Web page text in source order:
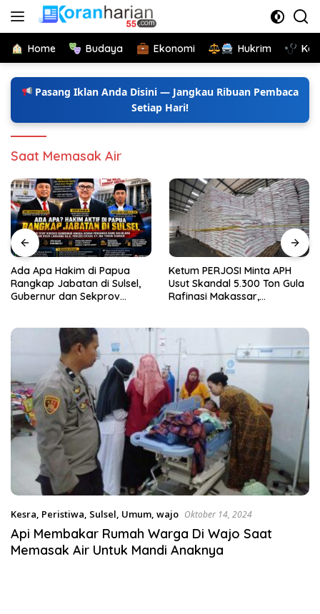
Langsung
Home Budaya Ekonomi Hukrim
Pasang Iklan Anda Disini — Jangkau Ribuan Pembaca
Setiap Hari!
Saat Memasak Air
Papua
di Sulsel,
Ketum PERJOSI Minta APH
Usut Skandal 5.300 Ton Gula
Rafinasi Makassar,
Ada Apa Hakim
Papua Rangkap
Sulsel, Ketum
Kesra, Peristiwa, Sulsel, Umum, wajo Oktober 14, 2024
Api Membakar Rumah Warga Di Wajo Saat
Memasak Air Untuk Mandi Anaknya